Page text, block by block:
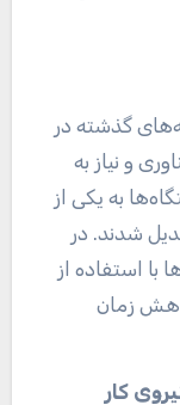
گذشته در
و نیاز به
به یکی از
شدند. در
استفاده از
زمان
کار